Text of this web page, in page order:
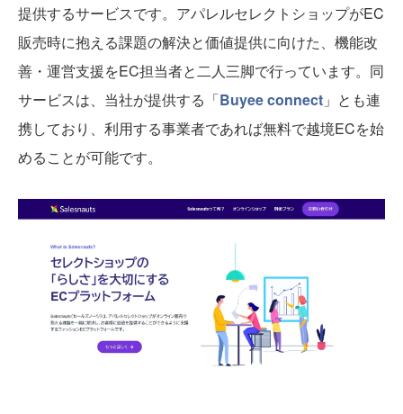
提供するサービスです。アパレルセレクトショップがEC
販売時に抱える課題の解決と価値提供に向けた、機能改
善・運営支援をEC担当者と二人三脚で行っています。同
サービスは、当社が提供する「Buyee connect 」とも連
携しており、利用する事業者であれば無料で越境ECを始
めることが可能です。